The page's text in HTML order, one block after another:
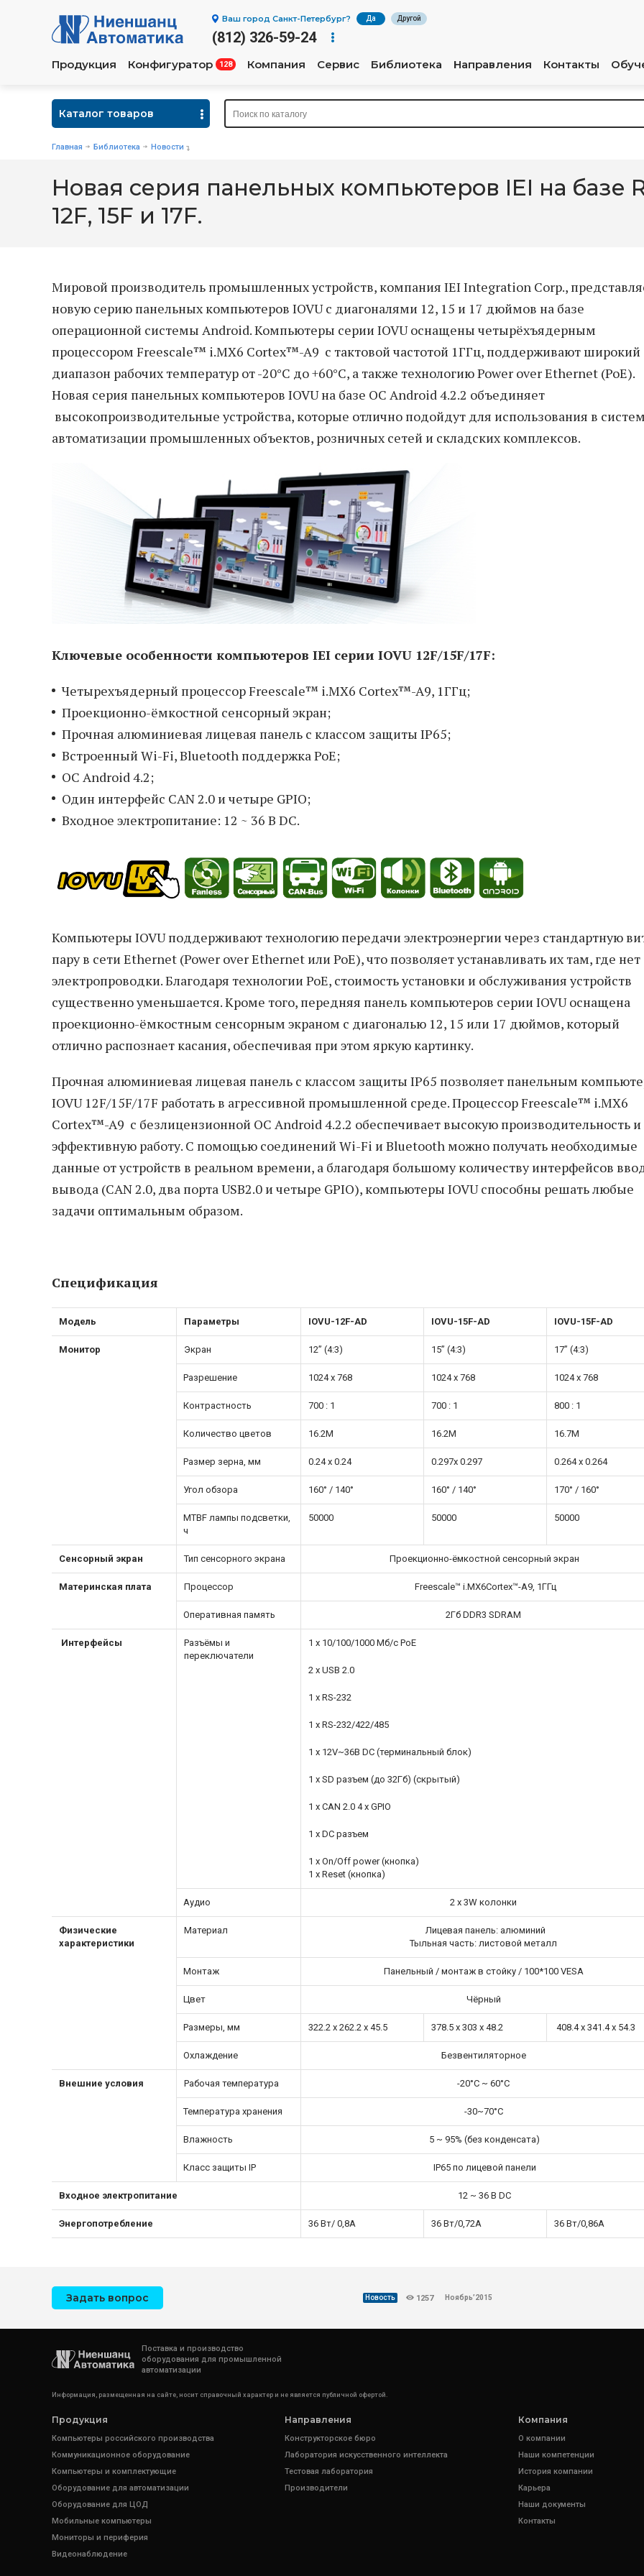
Ваш город Санкт-Петербург? Да Другой
(812) 326-59-24
Продукция Конфигуратор 128 Компания Сервис Библиотека Направления Контакты
Каталог товаров
Главная Библиотека Новости
Новая серия панельных компьютеров IEI на базе
12F, 15F и 17F.
Мировой производитель промышленных устройств, компания IEI Integration Corp.,
новую серию панельных компьютеров IOVU с диагоналями 12, 15 и 17 дюймов на базе
операционной системы Android. Компьютеры серии IOVU оснащены четырёхъядерным
процессором Freescale™ i.MX6 Cortex™-A9 с тактовой частотой 1ГГц, поддерживают широкий
диапазон рабочих температур от -20°C до +60°C, а также технологию Power over Ethernet (PoE).
Новая серия панельных компьютеров IOVU на базе ОС Android 4.2.2 объединяет
высокопроизводительные устройства, которые отлично подойдут для использования в
автоматизации промышленных объектов, розничных сетей и складских комплексов.
Ключевые особенности компьютеров IEI серии IOVU 12F/15F/17F:
Четырехъядерный процессор Freescale™ i.MX6 Cortex™-A9, 1ГГц;
Проекционно-ёмкостной сенсорный экран;
Прочная алюминиевая лицевая панель с классом защиты IP65;
Встроенный Wi-Fi, Bluetooth поддержка PoE;
ОС Android 4.2;
Один интерфейс CAN 2.0 и четыре GPIO;
Входное электропитание: 12 ~ 36 В DC.
Компьютеры IOVU поддерживают технологию передачи электроэнергии через стандартную
пару в сети Ethernet (Power over Ethernet или PoE), что позволяет устанавливать их там, где нет
электропроводки. Благодаря технологии PoE, стоимость установки и обслуживания устройств
существенно уменьшается. Кроме того, передняя панель компьютеров серии IOVU оснащена
проекционно-ёмкостным сенсорным экраном с диагональю 12, 15 или 17 дюймов, который
отлично распознает касания, обеспечивая при этом яркую картинку.
Прочная алюминиевая лицевая панель с классом защиты IP65 позволяет панельным
IOVU 12F/15F/17F работать в агрессивной промышленной среде. Процессор Freescale™ i.MX6
Cortex™-A9 с безлицензионной ОС Android 4.2.2 обеспечивает высокую производительность и
эффективную работу. С помощью соединений Wi-Fi и Bluetooth можно получать необходимые
данные от устройств в реальном времени, а благодаря большому количеству интерфейсов
вывода (CAN 2.0, два порта USB2.0 и четыре GPIO), компьютеры IOVU способны решать любые
задачи оптимальным образом.
Спецификация
Модель Параметры IOVU-12F-AD IOVU-15F-AD IOVU-15F-AD
Монитор Экран 12” (4:3) 15’’ (4:3) 17’’ (4:3)
Разрешение 1024 x 768 1024 x 768 1024 x 768
Контрастность 700 : 1 700 : 1 800 : 1
Количество цветов 16.2M 16.2M 16.7M
Размер зерна, мм 0.24 x 0.24 0.297x 0.297 0.264 x 0.264
Угол обзора 160° / 140° 160° / 140° 170° / 160°
MTBF лампы подсветки,
ч
50000 50000 50000
Сенсорный экран Тип сенсорного экрана Проекционно-ёмкостной сенсорный экран
Материнская плата Процессор Freescale™ i.MX6Cortex™-A9, 1ГГц
Оперативная память 2Гб DDR3 SDRAM
Интерфейсы
Разъёмы и
переключатели
1 x 10/100/1000 Мб/с PoE
2 x USB 2.0
1 x RS-232
1 x RS-232/422/485
1 x 12V~36В DC (терминальный блок)
1 x SD разъем (до 32Гб) (скрытый)
1 x CAN 2.0 4 x GPIO
1 x DC разъем
1 x On/Off power (кнопка)
1 x Reset (кнопка)
Аудио 2 x 3W колонки
Физические
характеристики
Материал
Лицевая панель: алюминий
Тыльная часть: листовой металл
Монтаж Панельный / монтаж в стойку / 100*100 VESA
Цвет Чёрный
Размеры, мм 322.2 x 262.2 x 45.5 378.5 x 303 x 48.2 408.4 x 341.4 x 54.3
Охлаждение Безвентиляторное
Внешние условия Рабочая температура -20°C ~ 60°C
Температура хранения -30~70°C
Влажность 5 ~ 95% (без конденсата)
Класс защиты IP IP65 по лицевой панели
Входное электропитание 12 ~ 36 В DC
Энергопотребление 36 Вт/ 0,8A 36 Вт/0,72A 36 Вт/0,86A
Задать вопрос Новость 1257 Ноябрь’2015
Поставка и производство
оборудования для промышленной
автоматизации
Информация, размещенная на сайте, носит справочный характер и не является публичной офертой.
Продукция
Компьютеры российского производства
Коммуникационное оборудование
Компьютеры и комплектующие
Оборудование для автоматизации
Оборудование для ЦОД
Мобильные компьютеры
Мониторы и периферия
Видеонаблюдение
Направления
Конструкторское бюро
Лаборатория искусственного интеллекта
Тестовая лаборатория
Производители
Компания
О компании
Наши компетенции
История компании
Карьера
Наши документы
Контакты